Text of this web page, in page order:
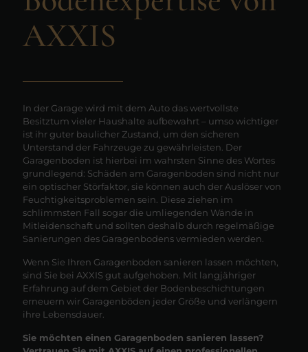
AXXIS
In der Garage wird mit dem Auto das wertvollste
Besitztum vieler Haushalte aufbewahrt – umso wichtiger
ist ihr guter baulicher Zustand, um den sicheren
Unterstand der Fahrzeuge zu gewährleisten. Der
Garagenboden ist hierbei im wahrsten Sinne des Wortes
grundlegend: Schäden am Garagenboden sind nicht nur
ein optischer Störfaktor, sie können auch der Auslöser von
Feuchtigkeitsproblemen sein. Diese ziehen im
schlimmsten Fall sogar die umliegenden Wände in
Mitleidenschaft und sollten deshalb durch regelmäßige
Sanierungen des Garagenbodens vermieden werden.
Wenn Sie Ihren Garagenboden sanieren lassen möchten,
sind Sie bei AXXIS gut aufgehoben. Mit langjähriger
Erfahrung auf dem Gebiet der Bodenbeschichtungen
erneuern wir Garagenböden jeder Größe und verlängern
ihre Lebensdauer.
Sie möchten einen Garagenboden sanieren lassen?